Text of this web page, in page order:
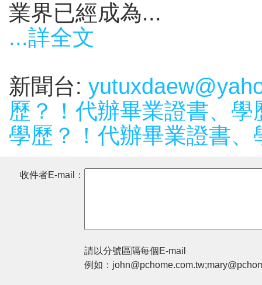
業界已經成為...
...詳全文
新聞台:
歷？！代辦畢業證書、學
學歷？！代辦畢業證書、
收件者E-mail：
請以分號區隔每個E-mail
例如：